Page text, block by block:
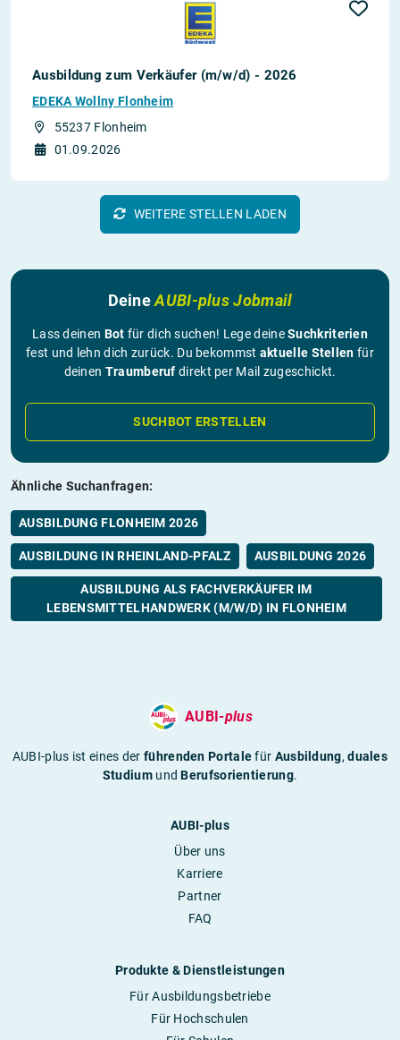
Ausbildung zum Verkäufer (m/w/d) - 2026
EDEKA Wollny Flonheim
55237 Flonheim
01.09.2026
WEITERE STELLEN LADEN
DeineAUBI-plus Jobmail
Lass deinen Bot für dich suchen! Lege deineSuchkriterien
fest und lehn dich zurück. Du bekommst aktuelle Stellen für
deinen Traumberuf direkt per Mail zugeschickt.
SUCHBOT ERSTELLEN
Ähnliche Suchanfragen:
AUSBILDUNG FLONHEIM 2026
AUSBILDUNG IN RHEINLAND-PFALZ AUSBILDUNG 2026
AUSBILDUNG ALS FACHVERKÄUFER IM
LEBENSMITTELHANDWERK (M/W/D) IN FLONHEIM
AUBI-plus
AUBI-plus ist eines derführenden Portalefür Ausbildung,duales
StudiumundBerufsorientierung.
AUBI-plus
Über uns
Karriere
Partner
FAQ
Produkte & Dienstleistungen
Für Ausbildungsbetriebe
Für Hochschulen